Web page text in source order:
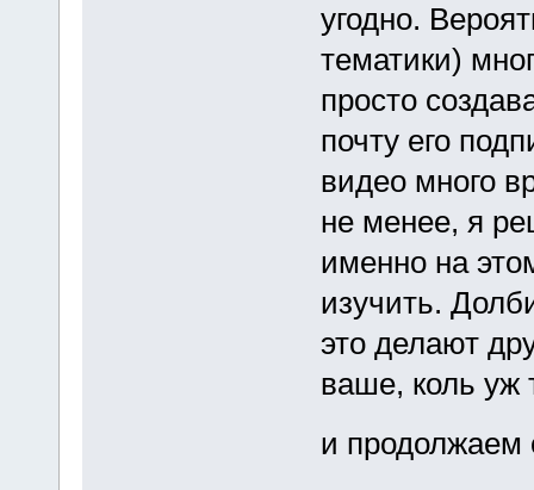
угодно.
тематики)
просто
почту его
видео много
не менее, я
именно на
изучить.
это делают
ваше, коль уж
и продолжаем